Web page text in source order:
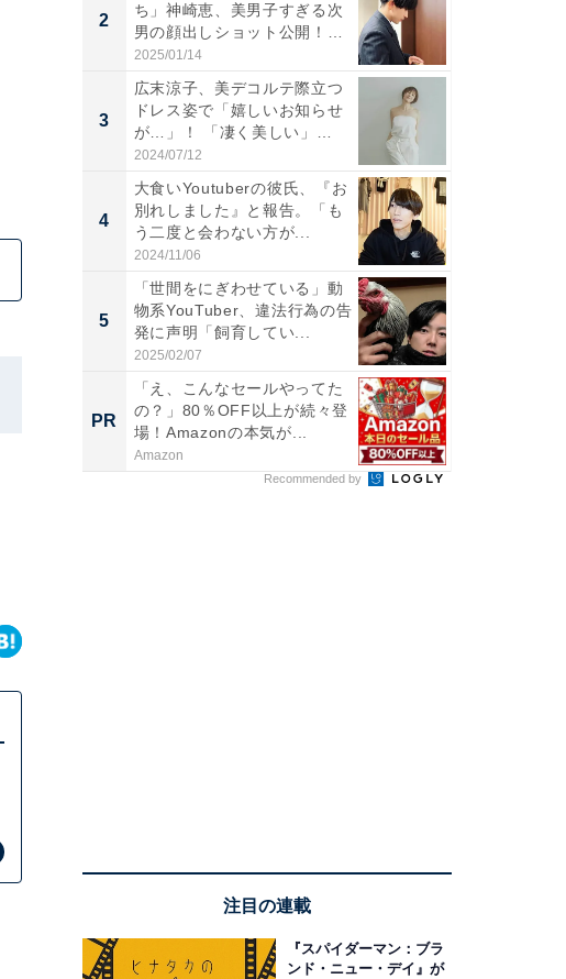
2
ち」神崎恵、美男子すぎる次
男の顔出しショット公開！
「め...
2025/01/14
3
広末涼子、美デコルテ際立つ
ドレス姿で「嬉しいお知らせ
が…」！ 「凄く美しい」
「透...
2024/07/12
4
大食いYoutuberの彼氏、『お
別れしました』と報告。「も
う二度と会わない方が...
2024/11/06
5
「世間をにぎわせている」動
物系YouTuber、違法行為の告
発に声明「飼育してい...
2025/02/07
PR
「え、こんなセールやってた
の？」80％OFF以上が続々登
場！Amazonの本気が...
Amazon
Recommended by
注目の連載
『スパイダーマン：ブラ
ンド・ニュー・デイ』が